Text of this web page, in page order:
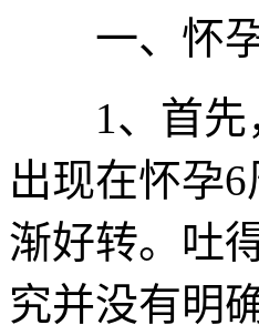
一、怀孕
1、首先，
出现在怀孕
渐好转。吐
究并没有明